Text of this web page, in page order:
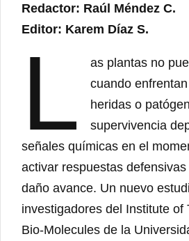
Redactor: Raúl Méndez C.
Editor: Karem Díaz S.
L
as plantas no
cuando
heridas o
supervivencia
señales químicas en el
activar respuestas
daño avance. Un nuevo
investigadores del Institute of
Bio-Molecules de la